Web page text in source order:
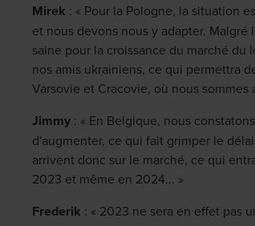
Mirek : « Pour la Pologne, la situation
et nous devons nous y adapter.
saine pour la croissance du marché
nos amis ukrainiens, ce qui permettra
Varsovie et Cracovie, où nous sommes
Jimmy : « En Belgique, nous
d'augmenter, ce qui fait grimper le
arrivent donc sur le marché, ce qui
2023 et même en 2024... »
Frederik : « 2023 ne sera en effet pas